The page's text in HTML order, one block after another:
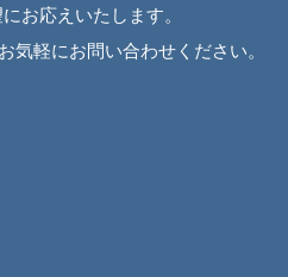
お応えいたします。
気軽にお問い合わせください。